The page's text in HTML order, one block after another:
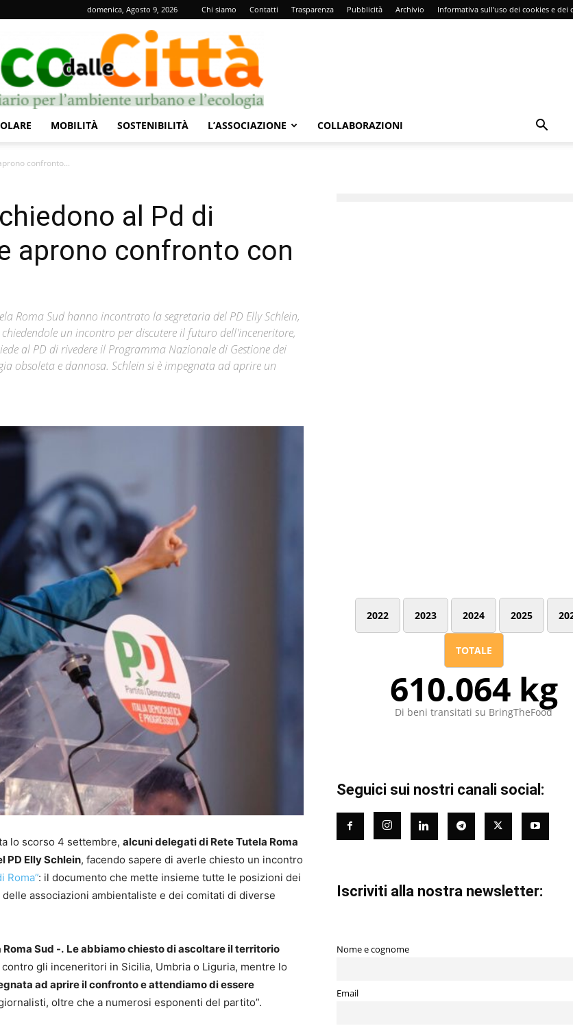
domenica, Agosto 9, 2026 Chi siamo Contatti Trasparenza Pubblicità Archivio Informativa sull’uso dei cookies e dei
Città
MOBILITÀ SOSTENIBILITÀ L’ASSOCIAZIONE COLLABORAZIONI
confronto...
al Pd di
aprono confronto con
Roma Sud hanno incontrato la segretaria del PD Elly Schlein,
un incontro per discutere il futuro dell'inceneritore,
al PD di rivedere il Programma Nazionale di Gestione dei
obsoleta e dannosa. Schlein si è impegnata ad aprire un
lo scorso 4 settembre, alcuni delegati di Rete Tutela Roma
PD Elly Schlein, facendo sapere di averle chiesto un incontro
Roma”: il documento che mette insieme tutte le posizioni dei
associazioni ambientaliste e dei comitati di diverse
Sud -. Le abbiamo chiesto di ascoltare il territorio
gli inceneritori in Sicilia, Umbria o Liguria, mentre lo
ad aprire il confronto e attendiamo di essere
oltre che a numerosi esponenti del partito”.
2022 2023 2024 2025
TOTALE
610.064 kg
Di beni transitati su BringTheFood
Seguici sui nostri canali social:
Iscriviti alla nostra newsletter:
Nome e cognome
Email